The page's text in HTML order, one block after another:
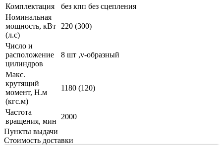
Комплектация
без кпп без сцепления
Номинальная
мощность, кВт
(л.с)
220 (300)
Число и
расположение
цилиндров
8 шт ,v-образный
Макс.
крутящий
момент, Н.м
(кгс.м)
1180 (120)
Частота
вращения, мин
2000
Пункты выдачи
Стоимость доставки